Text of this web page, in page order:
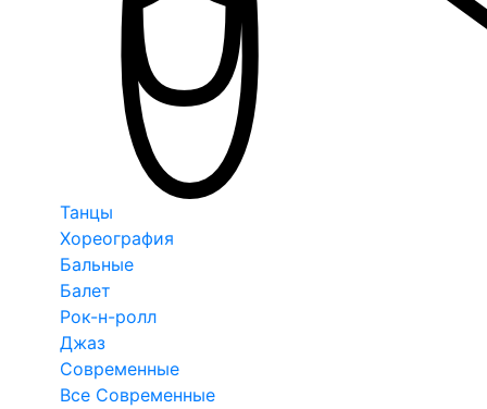
Танцы
Хореография
Бальные
Балет
Рок-н-ролл
Джаз
Современные
Все Современные